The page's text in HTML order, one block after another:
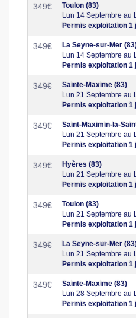
349€
Toulon (83)
Lun 14 Septembre au
Permis exploitation 1
349€
La Seyne-sur-Mer
Lun 14 Septembre au
Permis exploitation 1
349€
Sainte-Maxime (83)
Lun 21 Septembre au
Permis exploitation 1
349€
Saint-Maximin-la-
Lun 21 Septembre au
Permis exploitation 1
349€
Hyères (83)
Lun 21 Septembre au
Permis exploitation 1
349€
Toulon (83)
Lun 21 Septembre au
Permis exploitation 1
349€
La Seyne-sur-Mer
Lun 21 Septembre au
Permis exploitation 1
349€
Sainte-Maxime (83)
Lun 28 Septembre au
Permis exploitation 1